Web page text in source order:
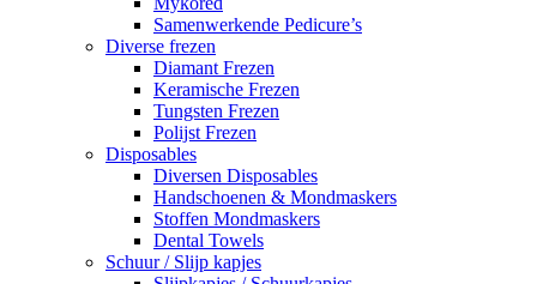
Samenwerkende Pedicure’s
Diverse frezen
Diamant Frezen
Keramische Frezen
Tungsten Frezen
Polijst Frezen
Disposables
Diversen Disposables
Handschoenen & Mondmaskers
Stoffen Mondmaskers
Dental Towels
Schuur / Slijp kapjes